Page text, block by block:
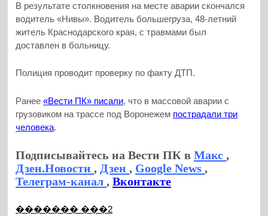
В результате столкновения на месте аварии скончался
водитель «Нивы». Водитель большегруза, 48-летний
житель Краснодарского края, с травмами был
доставлен в больницу.
Полиция проводит проверку по факту ДТП.
Ранее«Вести ПК» писали, что в массовой аварии с
грузовиком на трассе под Воронежем пострадали три
человека.
Подписывайтесь на Вести ПК вМакс,
Дзен.Новости, Дзен, Google News,
Телеграм-канал,Вконтакте
������� ���2